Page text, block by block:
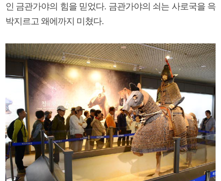
인 금관가야의 힘을 믿었다. 금관가야의 쇠는 사로국을 윽
박지르고 왜에까지 미쳤다.